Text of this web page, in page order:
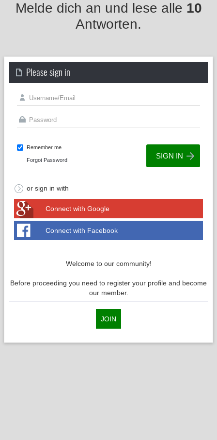
Melde dich an und lese alle 10
Antworten.
Please sign in
Remember me
Forgot Password
or sign in with
Connect with Google
Connect with Facebook
Welcome to our community!
Before proceeding you need to register your profile and become
our member.
JOIN